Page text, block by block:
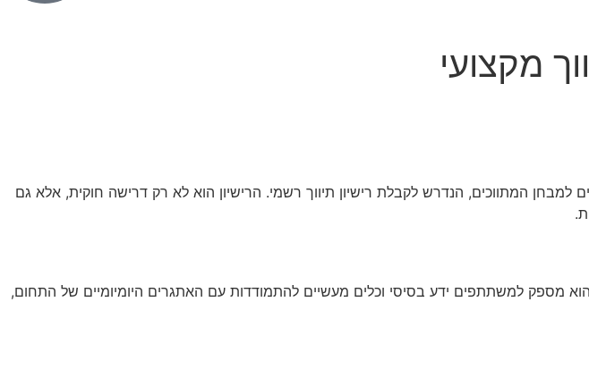
מקצועי
המתווכים, הנדרש לקבלת רישיון תיווך רשמי. הרישיון הוא לא רק דרישה חוקית, אלא גם
מספק למשתתפים ידע בסיסי וכלים מעשיים להתמודדות עם האתגרים היומיומיים של התחום,